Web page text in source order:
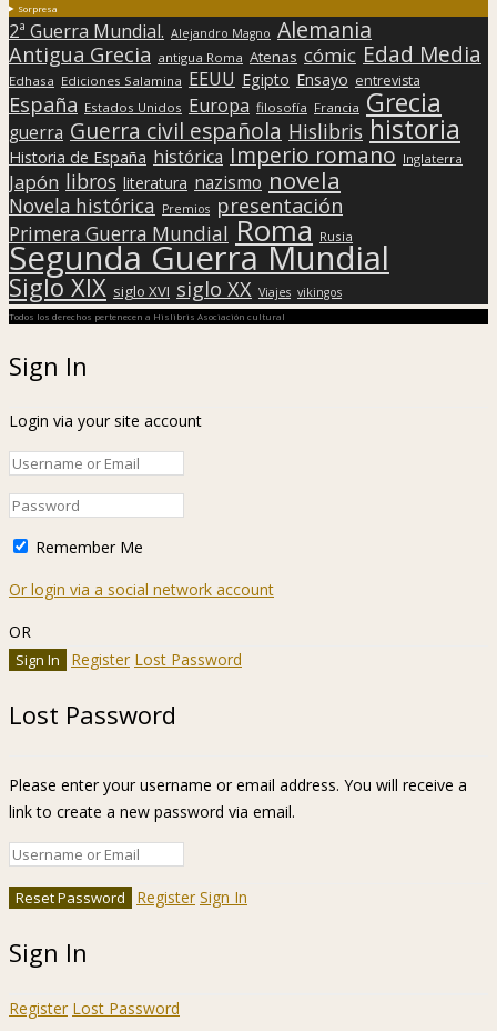
Sorpresa
2ª Guerra Mundial. Alejandro Magno Alemania
Antigua Grecia antigua Roma Atenas cómic Edad Media
Edhasa Ediciones Salamina EEUU Egipto Ensayo entrevista
España Estados Unidos Europa filosofía Francia Grecia
guerra Guerra civil española Hislibris historia
Historia de España histórica Imperio romano Inglaterra
Japón libros literatura nazismo novela
Novela histórica Premios presentación
Primera Guerra Mundial Roma Rusia
Segunda Guerra Mundial
Siglo XIX siglo XVI siglo XX Viajes vikingos
Todos los derechos pertenecen a Hislibris Asociación cultural
Sign In
Login via your site account
Remember Me
Or login via a social network account
OR
Register Lost Password
Lost Password
Please enter your username or email address. You will receive a
link to create a new password via email.
Register Sign In
Sign In
Register Lost Password